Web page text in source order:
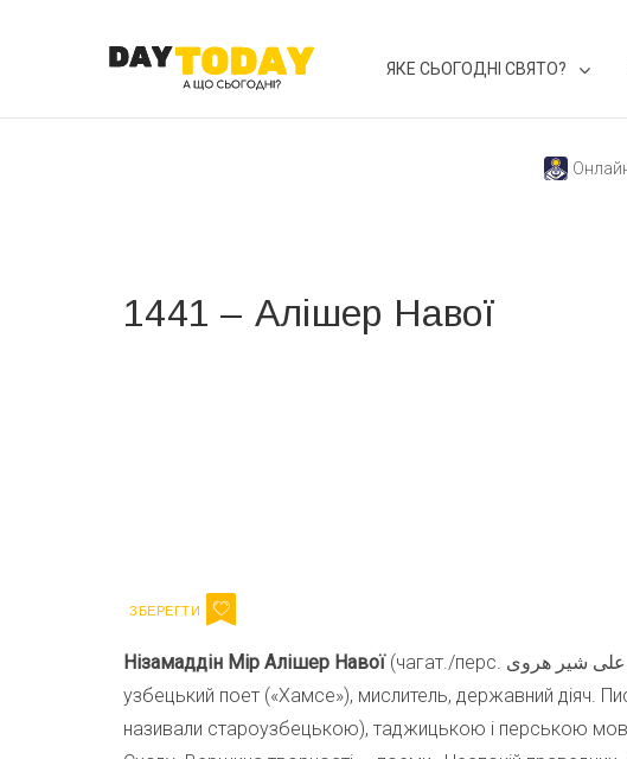
ЯКЕ СЬОГОДНІ СВЯТО?
1441 – Алішер Навої
Нізамаддін Мір Алішер Навої(чагат./перс. نظام الدین على شير هروی; узб. Alisher Navoiy) —
узбецький поет («Хамсе»), мислитель, державний діяч.
називали староузбецькою), таджицькою і перською